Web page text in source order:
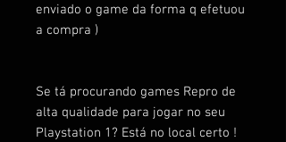
enviado o game da forma q efetuou
a compra )
Se tá procurando games Repro de
alta qualidade para jogar no seu
Playstation 1? Está no local certo !